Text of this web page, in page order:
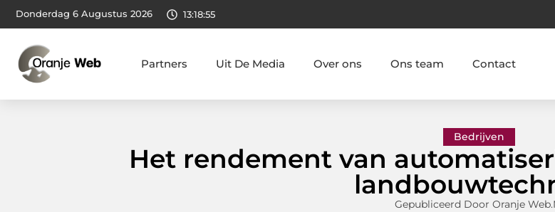
Donderdag 6 Augustus 2026 13:18:56
Partners Uit De Media Over ons Ons team Contact
Bedrijven
Het rendement van
Gepubliceerd Door Oranje